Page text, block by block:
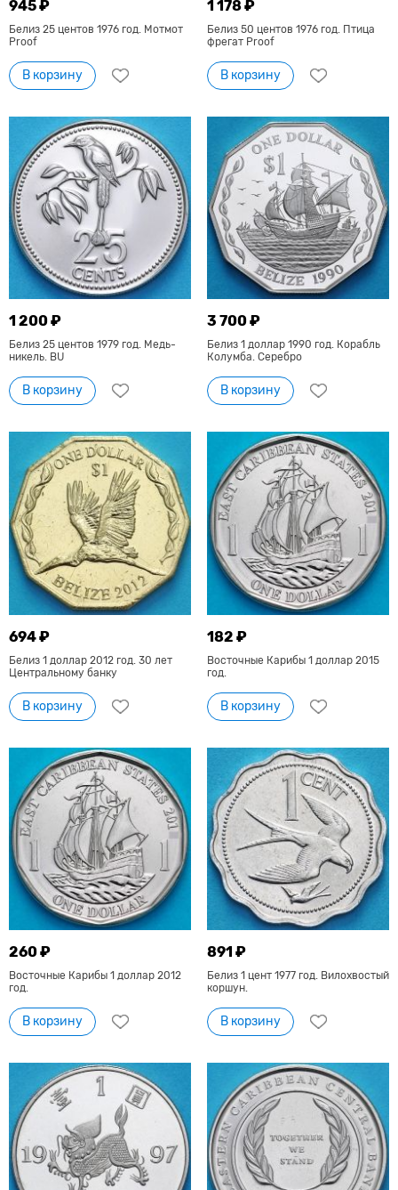
945 ₽
Белиз 25 центов 1976 год. Мотмот
Proof
В корзину
1 178 ₽
Белиз 50 центов 1976 год. Птица
фрегат Proof
В корзину
1 200 ₽
Белиз 25 центов 1979 год. Медь-
никель. BU
В корзину
3 700 ₽
Белиз 1 доллар 1990 год. Корабль
Колумба. Серебро
В корзину
694 ₽
Белиз 1 доллар 2012 год. 30 лет
Центральному банку
В корзину
182 ₽
Восточные Карибы 1 доллар 2015
год.
В корзину
260 ₽
Восточные Карибы 1 доллар 2012
год.
В корзину
891 ₽
Белиз 1 цент 1977 год. Вилохвостый
коршун.
В корзину